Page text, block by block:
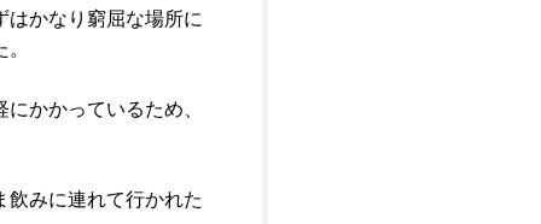
はかなり窮屈な場所に
かかっているため、
飲みに連れて行かれた